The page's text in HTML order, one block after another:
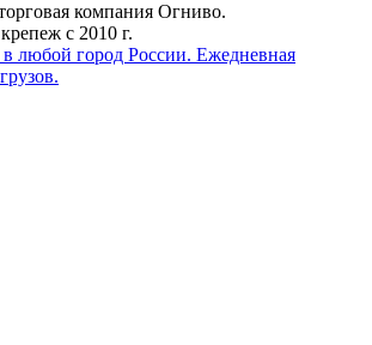
компания Огниво.
с 2010 г.
любой город России. Ежедневная